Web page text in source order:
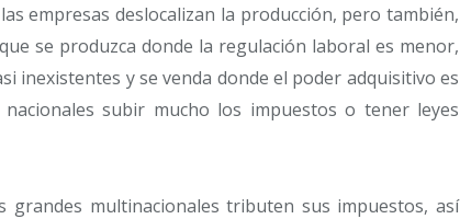
empresas deslocalizan la producción, pero también,
se produzca donde la regulación laboral es menor,
inexistentes y se venda donde el poder adquisitivo es
subir mucho los impuestos o tener leyes
grandes multinacionales tributen sus impuestos, así